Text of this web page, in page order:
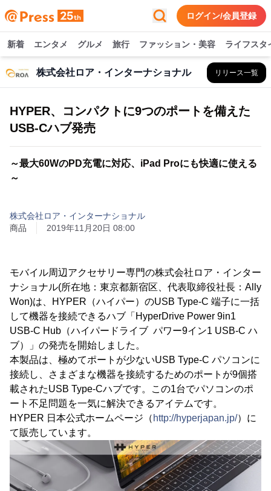
ログイン/会員登録
新着 エンタメ グルメ 旅行 ファッション・美容 ライフスタ
株式会社ロア・インターナショナル リリース一覧
HYPER、コンパクトに9つのポートを備えた
USB-Cハブ発売
～最大60WのPD充電に対応、iPad Proにも快適に使える
～
株式会社ロア・インターナショナル
商品
2019年11月20日 08:00
モバイル周辺アクセサリー専門の株式会社ロア・インター
ナショナル(所在地：東京都新宿区、代表取締役社長：Ally
Won)は、HYPER（ハイパー）のUSB Type-C 端子に一括
して機器を接続できるハブ「HyperDrive Power 9in1
USB-C Hub（ハイパードライブ パワー9イン1 USB-C ハ
ブ）」の発売を開始しました。
本製品は、極めてポートが少ないUSB Type-C パソコンに
接続し、さまざまな機器を接続するためのポートが9個搭
載されたUSB Type-Cハブです。この1台でパソコンのポ
ート不足問題を一気に解決できるアイテムです。
HYPER 日本公式ホームページ（ http://hyperjapan.jp/）に
て販売しています。